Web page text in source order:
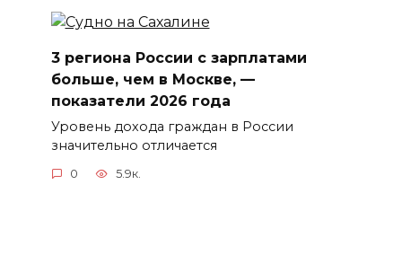
3 региона России с зарплатами
больше, чем в Москве, —
показатели 2026 года
Уровень дохода граждан в России
значительно отличается
0 5.9к.